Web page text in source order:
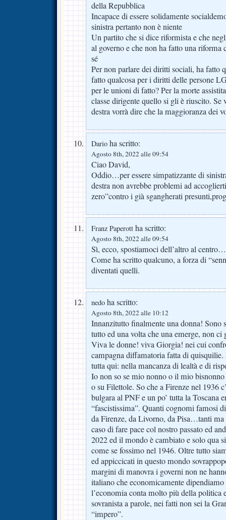
della Repubblica
Incapace di essere solidamente
sinistra pertanto non è niente
Un partito che si dice riformista e che
al governo e che non ha fatto una riforma
sé
Per non parlare dei diritti sociali, ha fatto
fatto qualcosa per i diritti delle persone
per le unioni di fatto? Per la morte
classe dirigente quello si gli è riuscito. Se
destra vorrà dire che la maggioranza dei
Dario ha scritto:
Agosto 8th, 2022 alle 09:54
Ciao David,
Oddio…per essere simpatizzante di
destra non avrebbe problemi ad
zero”contro i già sgangherati
Franz Paperott ha scritto:
Agosto 8th, 2022 alle 09:54
Sì, ecco, spostiamoci dell’altro al centro…
Come ha scritto qualcuno, a forza di
diventati quelli.
nedo ha scritto:
Agosto 8th, 2022 alle 10:12
Innanzitutto finalmente una donna! Sono
tutto ed una volta che una emerge, non ci
Viva le donne! viva Giorgia! nei cui
campagna diffamatoria fatta di quisquilie.
tutta qui: nella mancanza di lealtà e di
Io non so se mio nonno o il mio
o su Filettole. So che a Firenze nel 1936
bulgara al PNF e un po’ tutta la Toscana
“fascistissima”. Quanti cognomi famosi
da Firenze, da Livorno, da Pisa…tanti
caso di fare pace col nostro passato ed
2022 ed il mondo è cambiato e solo qua
come se fossimo nel 1946. Oltre tutto
ed appiccicati in questo mondo
margini di manovra i governi non ne
italiano che economicamente dipendiamo
l’economia conta molto più della politica
sovranista a parole, nei fatti non sei la
“impero”.